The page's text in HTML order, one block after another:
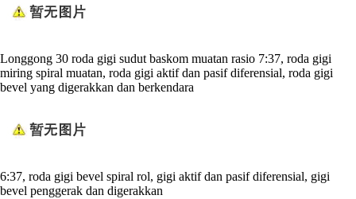
Longgong 30 roda gigi sudut baskom muatan rasio 7:37, roda gigi
miring spiral muatan, roda gigi aktif dan pasif diferensial, roda gigi
bevel yang digerakkan dan berkendara
6:37, roda gigi bevel spiral rol, gigi aktif dan pasif diferensial, gigi
bevel penggerak dan digerakkan